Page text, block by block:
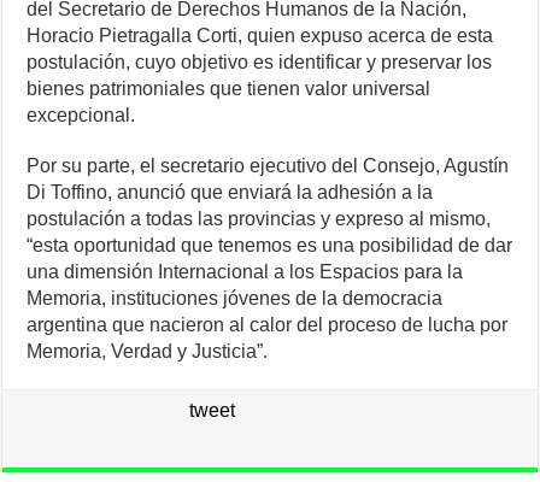
del Secretario de Derechos Humanos de la Nación,
Horacio Pietragalla Corti, quien expuso acerca de esta
postulación, cuyo objetivo es identificar y preservar los
bienes patrimoniales que tienen valor universal
excepcional.
Por su parte, el secretario ejecutivo del Consejo, Agustín
Di Toffino, anunció que enviará la adhesión a la
postulación a todas las provincias y expreso al mismo,
“esta oportunidad que tenemos es una posibilidad de dar
una dimensión Internacional a los Espacios para la
Memoria, instituciones jóvenes de la democracia
argentina que nacieron al calor del proceso de lucha por
Memoria, Verdad y Justicia”.
tweet